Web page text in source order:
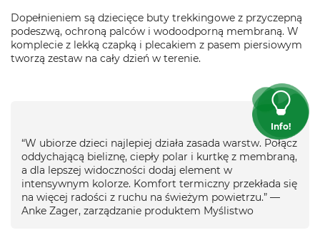
Dopełnieniem są dziecięce buty trekkingowe z przyczepną
podeszwą, ochroną palców i wodoodporną membraną. W
komplecie z lekką czapką i plecakiem z pasem piersiowym
tworzą zestaw na cały dzień w terenie.
Info!
“W ubiorze dzieci najlepiej działa zasada warstw. Połącz
oddychającą bieliznę, ciepły polar i kurtkę z membraną,
a dla lepszej widoczności dodaj element w
intensywnym kolorze. Komfort termiczny przekłada się
na więcej radości z ruchu na świeżym powietrzu.” —
Anke Zager, zarządzanie produktem Myślistwo